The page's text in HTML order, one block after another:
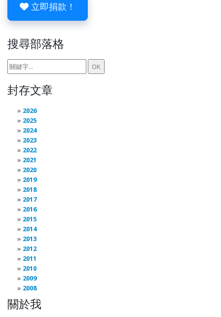
立即捐款！
搜尋部落格
封存文章
2026
2025
2024
2023
2022
2021
2020
2019
2018
2017
2016
2015
2014
2013
2012
2011
2010
2009
2008
關於我